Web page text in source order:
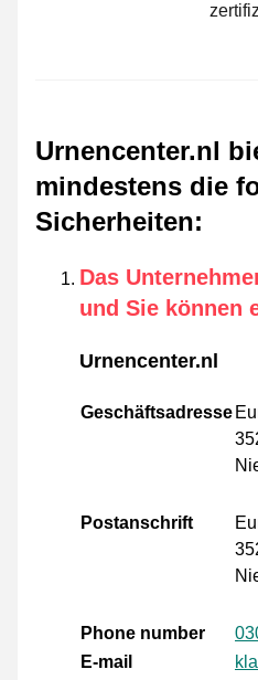
Urnencenter.nl
mindestens die
Sicherheiten:
Das
und Sie können
Urnencenter.nl
Geschäftsadresse
Postanschrift
Phone number
E-mail